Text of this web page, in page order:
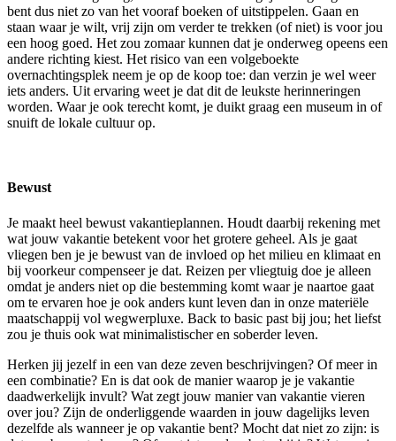
bent dus niet zo van het vooraf boeken of uitstippelen. Gaan en
staan waar je wilt, vrij zijn om verder te trekken (of niet) is voor jou
een hoog goed. Het zou zomaar kunnen dat je onderweg opeens een
andere richting kiest. Het risico van een volgeboekte
overnachtingsplek neem je op de koop toe: dan verzin je wel weer
iets anders. Uit ervaring weet je dat dit de leukste herinneringen
worden. Waar je ook terecht komt, je duikt graag een museum in of
snuift de lokale cultuur op.
Bewust
Je maakt heel bewust vakantieplannen. Houdt daarbij rekening met
wat jouw vakantie betekent voor het grotere geheel. Als je gaat
vliegen ben je je bewust van de invloed op het milieu en klimaat en
bij voorkeur compenseer je dat. Reizen per vliegtuig doe je alleen
omdat je anders niet op die bestemming komt waar je naartoe gaat
om te ervaren hoe je ook anders kunt leven dan in onze materiële
maatschappij vol wegwerpluxe. Back to basic past bij jou; het liefst
zou je thuis ook wat minimalistischer en soberder leven.
Herken jij jezelf in een van deze zeven beschrijvingen? Of meer in
een combinatie? En is dat ook de manier waarop je je vakantie
daadwerkelijk invult? Wat zegt jouw manier van vakantie vieren
over jou? Zijn de onderliggende waarden in jouw dagelijks leven
dezelfde als wanneer je op vakantie bent? Mocht dat niet zo zijn: is